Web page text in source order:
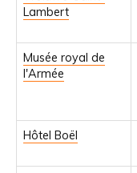
Lambert
Musée royal de
l'Armée
Hôtel Boël